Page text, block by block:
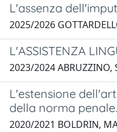
L'assenza
2025/2026
L'ASSISTENZA
2023/2024 ABRUZZINO,
L'estensione
della norma penale.
2020/2021 BOLDRIN,